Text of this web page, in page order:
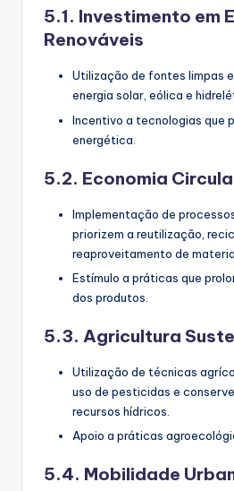
5.1. Investimento em
Renováveis
Utilização de fontes limpas
energia solar, eólica e
Incentivo a tecnologias que
energética.
5.2. Economia
Implementação de
priorizem a reutilização,
reaproveitamento de
Estímulo a práticas que
dos produtos.
5.3. Agricultura
Utilização de técnicas
uso de pesticidas e
recursos hídricos.
Apoio a práticas
5.4. Mobilidade